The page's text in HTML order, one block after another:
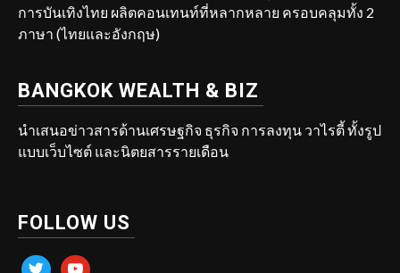
การบันเทิงไทย ผลิตคอนเทนท์ที่หลากหลาย ครอบคลุมทั้ง 2
ภาษา (ไทยและอังกฤษ)
BANGKOK WEALTH & BIZ
นำเสนอข่าวสารด้านเศรษฐกิจ ธุรกิจ การลงทุน วาไรตี้ ทั้งรูป
แบบเว็บไซต์ และนิตยสารรายเดือน
FOLLOW US
twitter youtube